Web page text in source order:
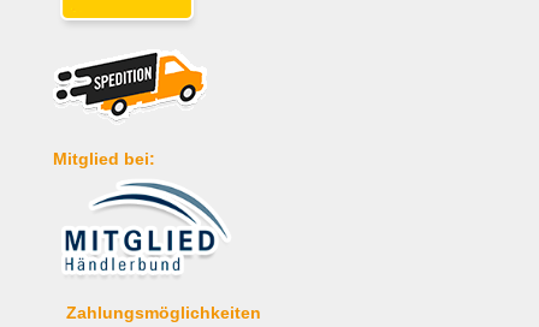
Mitglied bei:
Zahlungsmöglichkeiten